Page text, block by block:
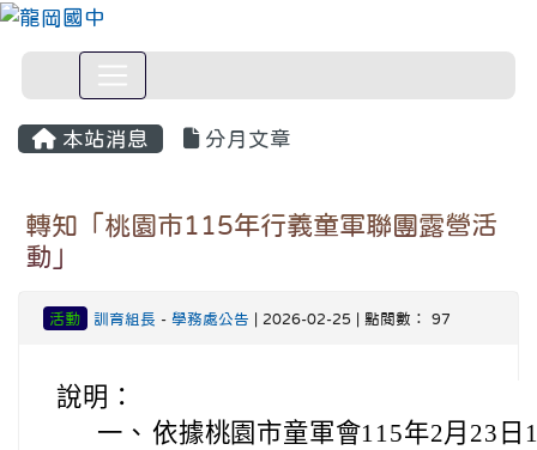
本站消息 分月文章
轉知「桃園市115年行義童軍聯團露營活
動」
活動 訓育組長 - 學務處公告 | 2026-02-25 | 點閱數： 97
說明：
一、 依據桃園市童軍會115年2月23日